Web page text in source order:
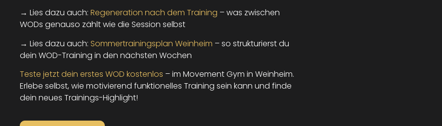
→ Lies dazu auch: Regeneration nach dem Training – was zwischen
WODs genauso zählt wie die Session selbst
→ Lies dazu auch: Sommertrainingsplan Weinheim – so strukturierst du
dein WOD-Training in den nächsten Wochen
Teste jetzt dein erstes WOD kostenlos – im Movement Gym in Weinheim.
Erlebe selbst, wie motivierend funktionelles Training sein kann und finde
dein neues Trainings-Highlight!